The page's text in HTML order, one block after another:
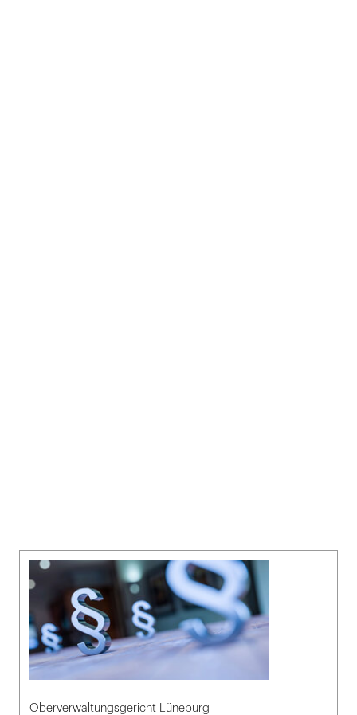
Oberverwaltungsgericht Lüneburg